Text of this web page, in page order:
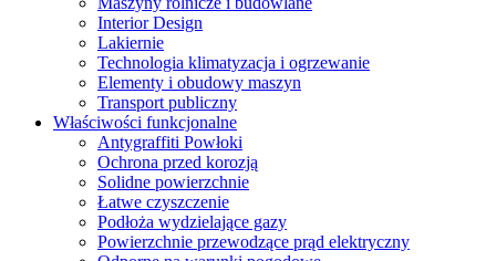
Interior Design
Lakiernie
Technologia klimatyzacja i ogrzewanie
Elementy i obudowy maszyn
Transport publiczny
Właściwości funkcjonalne
Antygraffiti Powłoki
Ochrona przed korozją
Solidne powierzchnie
Łatwe czyszczenie
Podłoża wydzielające gazy
Powierzchnie przewodzące prąd elektryczny